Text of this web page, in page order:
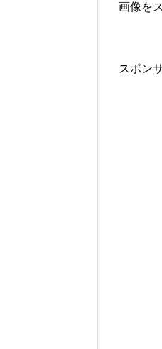
画像を
スポン